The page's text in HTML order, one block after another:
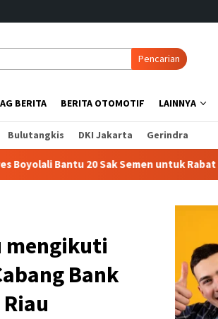
Pencarian
BERITA BERITA OTOMOTIF LAINNYA
Bulutangkis DKI Jakarta Gerindra
20 Sak Semen untuk Rabat Beton Jalan
mengikuti
Bank